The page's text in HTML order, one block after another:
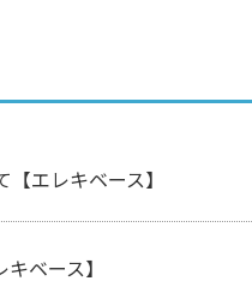
エレキベース】
ベース】